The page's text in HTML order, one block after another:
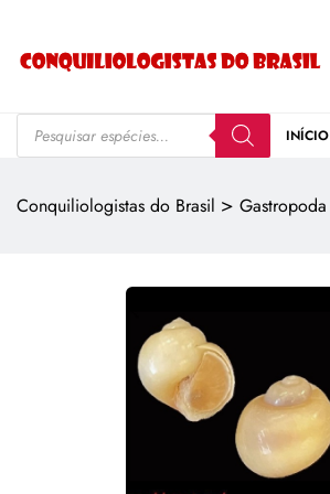
INÍCIO
Conquiliologistas do Brasil > Gastropoda